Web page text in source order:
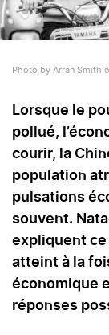
Photo by Arran Smith
Lorsque le
pollué,
courir, la
population
pulsations
souvent.
expliquent ce
atteint à la
économique
réponses